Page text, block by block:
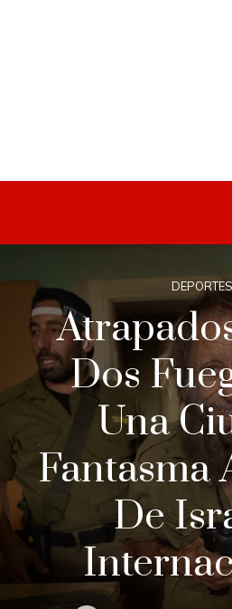
DEPORTES
Dos
Una
Fantasma
De